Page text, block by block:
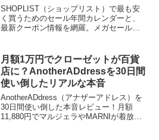
SHOPLIST（ショップリスト）で最も安
く買うためのセール年間カレンダーと、
最新クーポン情報を網羅。メガセールや
で徹底解説します。損をしないための注
意点もチェックして、賢くお買い物を楽
しみましょう。
月額1万円でクローゼットが百貨
店に？AnotherADdressを30日間
使い倒したリアルな本音
AnotherADdress（アナザーアドレス）を
30日間使い倒した本音レビュー！月額
11,880円でマルジェラやMARNIが着放